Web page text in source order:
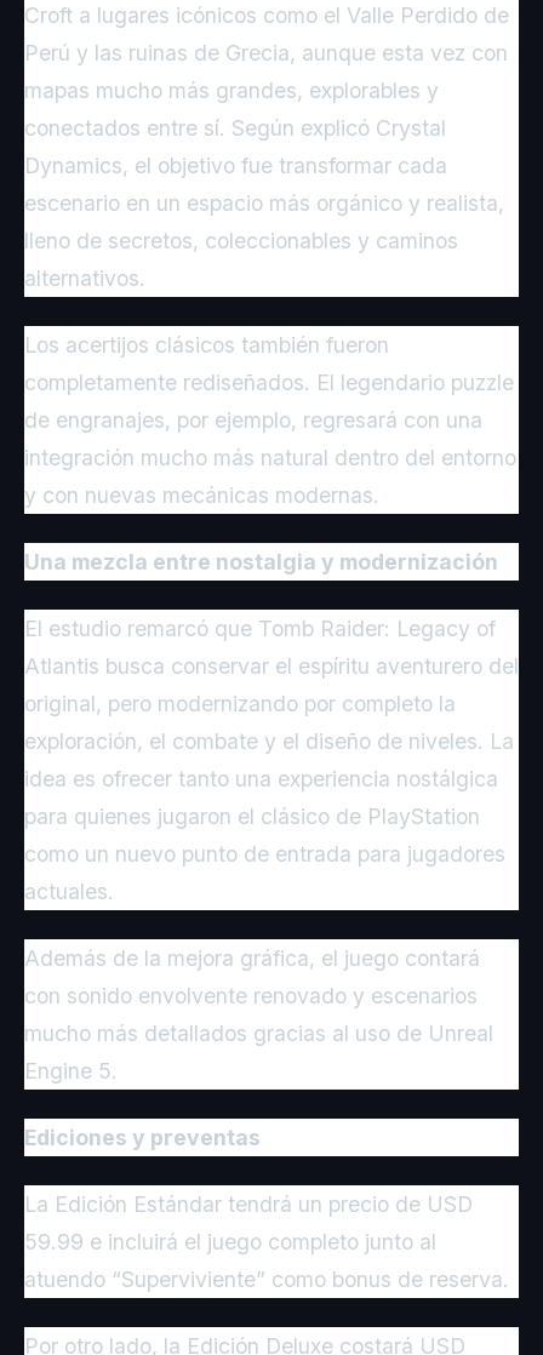
Croft a lugares icónicos como el Valle Perdido de
Perú y las ruinas de Grecia, aunque esta vez con
mapas mucho más grandes, explorables y
conectados entre sí. Según explicó Crystal
Dynamics, el objetivo fue transformar cada
escenario en un espacio más orgánico y realista,
lleno de secretos, coleccionables y caminos
alternativos.
Los acertijos clásicos también fueron
completamente rediseñados. El legendario puzzle
de engranajes, por ejemplo, regresará con una
integración mucho más natural dentro del entorno
y con nuevas mecánicas modernas.
Una mezcla entre nostalgia y modernización
El estudio remarcó que Tomb Raider: Legacy of
Atlantis busca conservar el espíritu aventurero del
original, pero modernizando por completo la
exploración, el combate y el diseño de niveles. La
idea es ofrecer tanto una experiencia nostálgica
para quienes jugaron el clásico de PlayStation
como un nuevo punto de entrada para jugadores
actuales.
Además de la mejora gráfica, el juego contará
con sonido envolvente renovado y escenarios
mucho más detallados gracias al uso de Unreal
Engine 5.
Ediciones y preventas
La Edición Estándar tendrá un precio de USD
59.99 e incluirá el juego completo junto al
atuendo “Superviviente” como bonus de reserva.
Por otro lado, la Edición Deluxe costará USD